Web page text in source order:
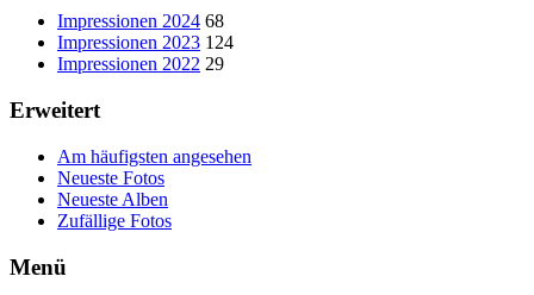
Impressionen 2024 68
Impressionen 2023 124
Impressionen 2022 29
Erweitert
Am häufigsten angesehen
Neueste Fotos
Neueste Alben
Zufällige Fotos
Menü